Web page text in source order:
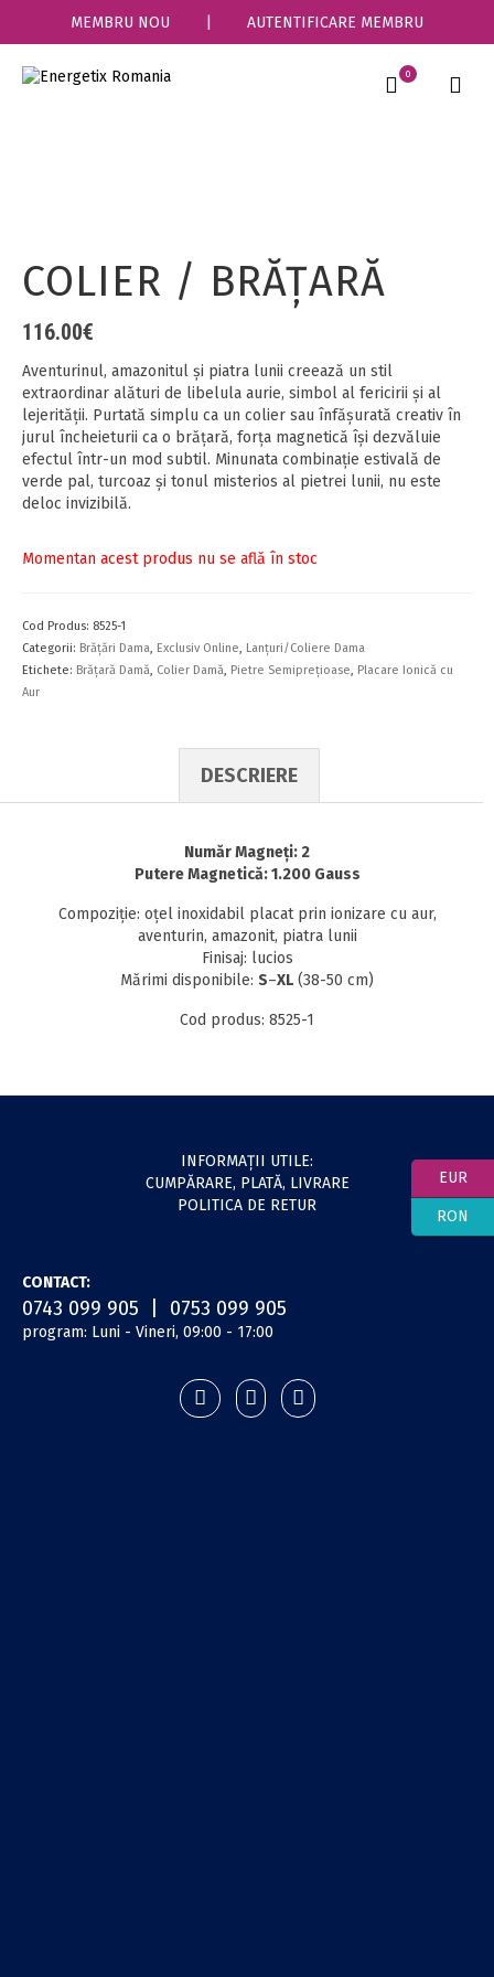
MEMBRU NOU AUTENTIFICARE MEMBRU
0
COLIER / BRĂŢARĂ
116.00€
Aventurinul, amazonitul și piatra lunii creează un stil
extraordinar alături de libelula aurie, simbol al fericirii și al
lejerității. Purtată simplu ca un colier sau înfășurată creativ în
jurul încheieturii ca o brățară, forța magnetică își dezvăluie
efectul într-un mod subtil. Minunata combinație estivală de
verde pal, turcoaz și tonul misterios al pietrei lunii, nu este
deloc invizibilă.
Momentan acest produs nu se află în stoc
Cod Produs: 8525-1
Categorii: Brăţări Dama, Exclusiv Online, Lanţuri/Coliere Dama
Etichete: Brăţară Damă, Colier Damă, Pietre Semipreţioase, Placare Ionică cu
Aur
DESCRIERE
Număr Magneţi: 2
Putere Magnetică: 1.200 Gauss
Compoziţie: oţel inoxidabil placat prin ionizare cu aur,
aventurin, amazonit, piatra lunii
Finisaj: lucios
Mărimi disponibile: S–XL (38-50 cm)
Cod produs: 8525-1
INFORMAŢII UTILE:
CUMPĂRARE, PLATĂ, LIVRARE
POLITICA DE RETUR
CONTACT:
0743 099 905 | 0753 099 905
program: Luni - Vineri, 09:00 - 17:00
EUR
RON